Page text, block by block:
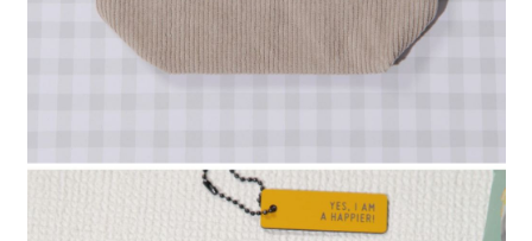
２．關於個人資料處理事宜，請瀏覽以下網址：
https://aftee.tw/terms/#terms3
３．未成年的使用者請事先徵得法定代理人或監護人之同意方可使用
「AFTEE先享後付」，若未經同意申辦者引起之損失，本公司不負相關責
５．嚴禁一人註冊多個帳號或使用他人資訊註冊。若發現惡意使用之情形，
恩沛科技股份有限公司將有權停止該用戶之使用額度並採取法律行動。